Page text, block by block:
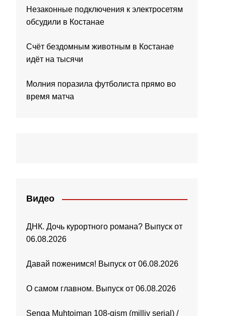
Незаконные подключения к электросетям
обсудили в Костанае
Счёт бездомным животным в Костанае
идёт на тысячи
Молния поразила футболиста прямо во
время матча
Видео
ДНК. Дочь курортного романа? Выпуск от
06.08.2026
Давай поженимся! Выпуск от 06.08.2026
О самом главном. Выпуск от 06.08.2026
Senga Muhtojman 108-qism (milliy serial) /